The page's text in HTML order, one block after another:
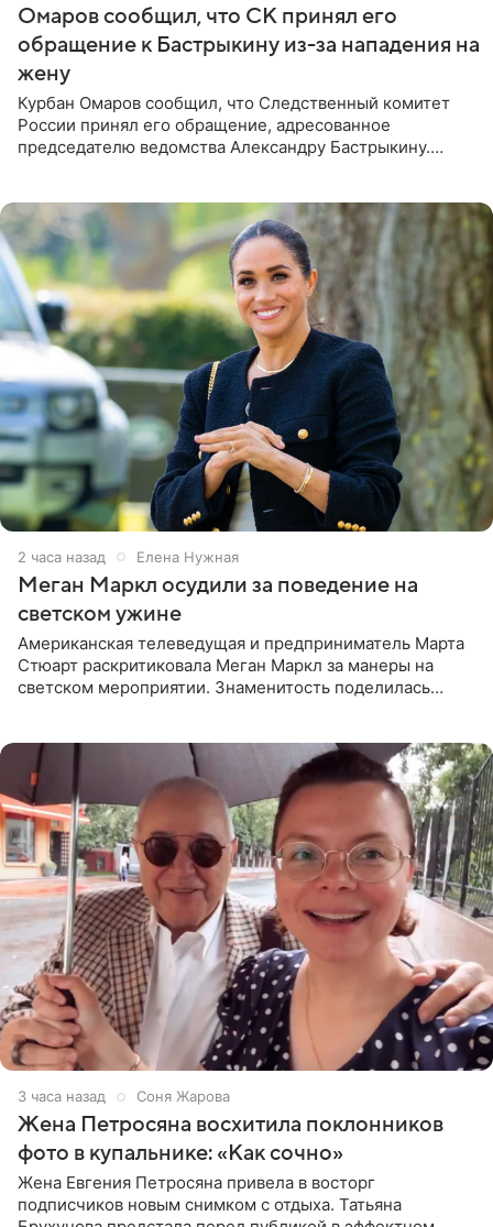
Омаров сообщил, что СК принял его
обращение к Бастрыкину из-за нападения на
жену
Курбан Омаров сообщил, что Следственный комитет
России принял его обращение, адресованное
председателю ведомства Александру Бастрыкину.
2 часа назад Елена Нужная
Меган Маркл осудили за поведение на
светском ужине
Американская телеведущая и предприниматель Марта
Стюарт раскритиковала Меган Маркл за манеры на
светском мероприятии. Знаменитость поделилась
3 часа назад Соня Жарова
Жена Петросяна восхитила поклонников
фото в купальнике: «Как сочно»
Жена Евгения Петросяна привела в восторг
подписчиков новым снимком с отдыха. Татьяна